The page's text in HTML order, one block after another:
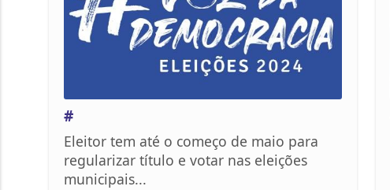
#
Eleitor tem até o começo de maio para
regularizar título e votar nas eleições
municipais...